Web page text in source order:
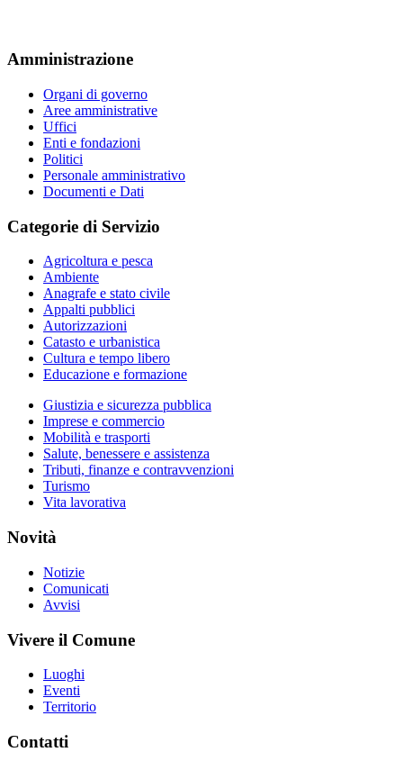
Amministrazione
Organi di governo
Aree amministrative
Uffici
Enti e fondazioni
Politici
Personale amministrativo
Documenti e Dati
Categorie di Servizio
Agricoltura e pesca
Ambiente
Anagrafe e stato civile
Appalti pubblici
Autorizzazioni
Catasto e urbanistica
Cultura e tempo libero
Educazione e formazione
Giustizia e sicurezza pubblica
Imprese e commercio
Mobilità e trasporti
Salute, benessere e assistenza
Tributi, finanze e contravvenzioni
Turismo
Vita lavorativa
Novità
Notizie
Comunicati
Avvisi
Vivere il Comune
Luoghi
Eventi
Territorio
Contatti